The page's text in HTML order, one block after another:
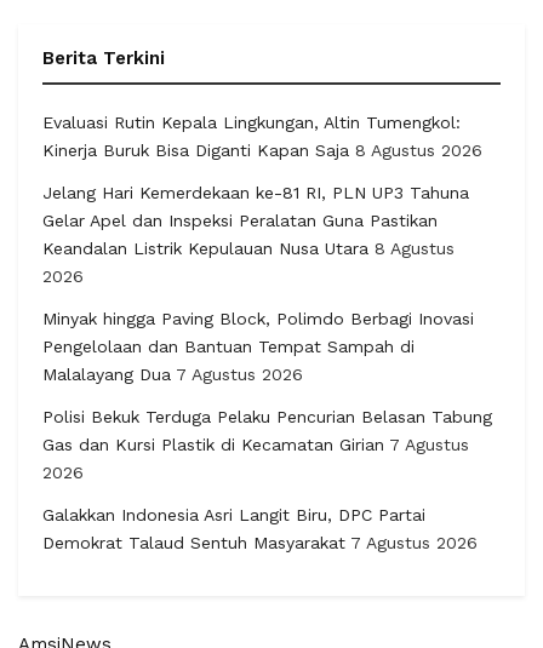
Berita Terkini
Evaluasi Rutin Kepala Lingkungan, Altin Tumengkol:
Kinerja Buruk Bisa Diganti Kapan Saja 8 Agustus 2026
Jelang Hari Kemerdekaan ke-81 RI, PLN UP3 Tahuna
Gelar Apel dan Inspeksi Peralatan Guna Pastikan
Keandalan Listrik Kepulauan Nusa Utara 8 Agustus
2026
Minyak hingga Paving Block, Polimdo Berbagi Inovasi
Pengelolaan dan Bantuan Tempat Sampah di
Malalayang Dua 7 Agustus 2026
Polisi Bekuk Terduga Pelaku Pencurian Belasan Tabung
Gas dan Kursi Plastik di Kecamatan Girian 7 Agustus
2026
Galakkan Indonesia Asri Langit Biru, DPC Partai
Demokrat Talaud Sentuh Masyarakat 7 Agustus 2026